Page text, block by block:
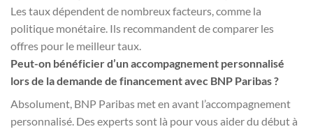
Les taux dépendent de nombreux facteurs, comme la
politique monétaire. Ils recommandent de comparer les
offres pour le meilleur taux.
Peut-on bénéficier d’un accompagnement personnalisé
lors de la demande de financement avec BNP Paribas ?
Absolument, BNP Paribas met en avant l’accompagnement
personnalisé. Des experts sont là pour vous aider du début à